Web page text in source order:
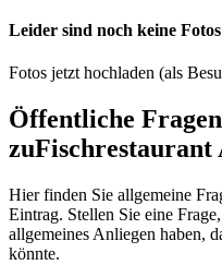
Leider sind noch keine
Fotos jetzt hochladen (als
Öffentliche
zuFischrestaurant
Hier finden Sie allgemeine
Eintrag. Stellen Sie eine
allgemeines Anliegen haben,
könnte.